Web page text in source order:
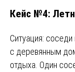
Кейс №4:
Ситуация:
с деревянным
отдыха. Один